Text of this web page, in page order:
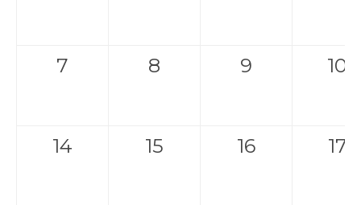
7 8 9 10
14 15 16 17